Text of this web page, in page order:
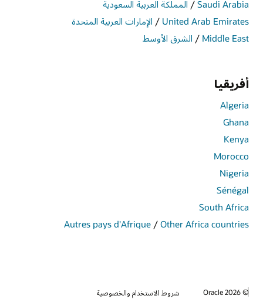
Saudi Arabia
/ المملكة العربية السعودية
United Arab Emirates
/ الإمارات العربية المتحدة
Middle East
/ الشرق الأوسط
أفريقيا
Algeria
Ghana
Kenya
Morocco
Nigeria
Sénégal
South Africa
Other Africa countries
/
Autres pays d'Afrique
© 2026 Oracle شروط الاستخدام والخصوصية